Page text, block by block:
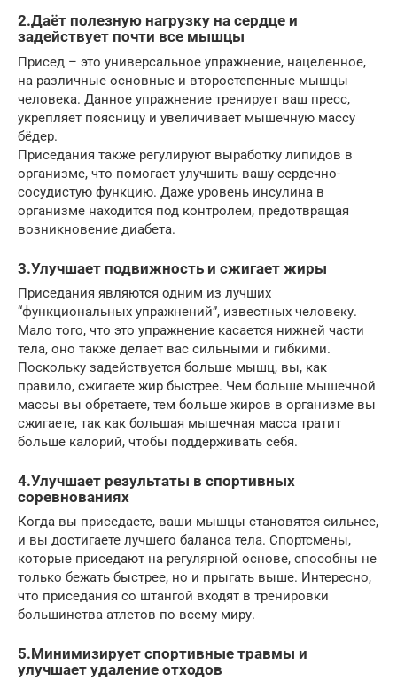
2.Даёт полезную нагрузку на сердце и
задействует почти все мышцы
Присед – это универсальное упражнение, нацеленное,
на различные основные и второстепенные мышцы
человека. Данное упражнение тренирует ваш пресс,
укрепляет поясницу и увеличивает мышечную массу
бёдер.
Приседания также регулируют выработку липидов в
организме, что помогает улучшить вашу сердечно-
сосудистую функцию. Даже уровень инсулина в
организме находится под контролем, предотвращая
возникновение диабета.
3.Улучшает подвижность и сжигает жиры
Приседания являются одним из лучших
“функциональных упражнений”, известных человеку.
Мало того, что это упражнение касается нижней части
тела, оно также делает вас сильными и гибкими.
Поскольку задействуется больше мышц, вы, как
правило, сжигаете жир быстрее. Чем больше мышечной
массы вы обретаете, тем больше жиров в организме вы
сжигаете, так как большая мышечная масса тратит
больше калорий, чтобы поддерживать себя.
4.Улучшает результаты в спортивных
соревнованиях
Когда вы приседаете, ваши мышцы становятся сильнее,
и вы достигаете лучшего баланса тела. Спортсмены,
которые приседают на регулярной основе, способны не
только бежать быстрее, но и прыгать выше. Интересно,
что приседания со штангой входят в тренировки
большинства атлетов по всему миру.
5.Минимизирует спортивные травмы и
улучшает удаление отходов